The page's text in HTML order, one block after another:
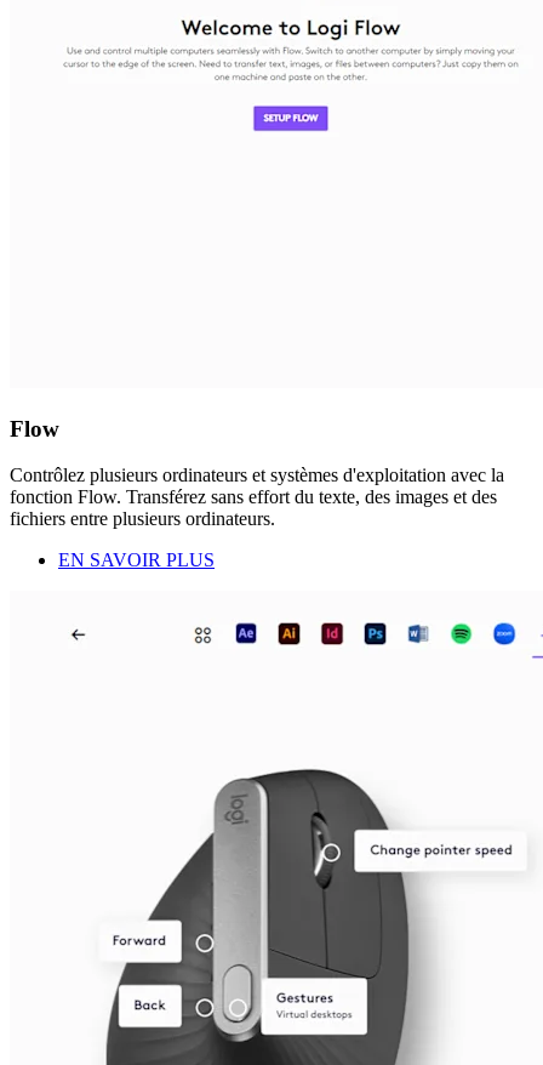
Flow
Contrôlez plusieurs ordinateurs et systèmes d'exploitation avec la
fonction Flow. Transférez sans effort du texte, des images et des
fichiers entre plusieurs ordinateurs.
EN SAVOIR PLUS